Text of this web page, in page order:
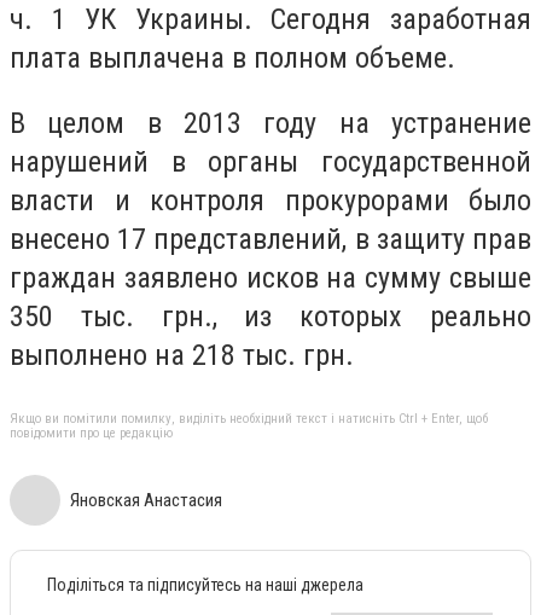
ч. 1 УК Украины. Сегодня заработная
плата выплачена в полном объеме.
В целом в 2013 году на устранение
нарушений в органы государственной
власти и контроля прокурорами было
внесено 17 представлений, в защиту прав
граждан заявлено исков на сумму свыше
350 тыс. грн., из которых реально
выполнено на 218 тыс. грн.
Якщо ви помітили помилку, виділіть необхідний текст і натисніть Ctrl + Enter, щоб
повідомити про це редакцію
Яновская Анастасия
Поділіться та підписуйтесь на наші джерела